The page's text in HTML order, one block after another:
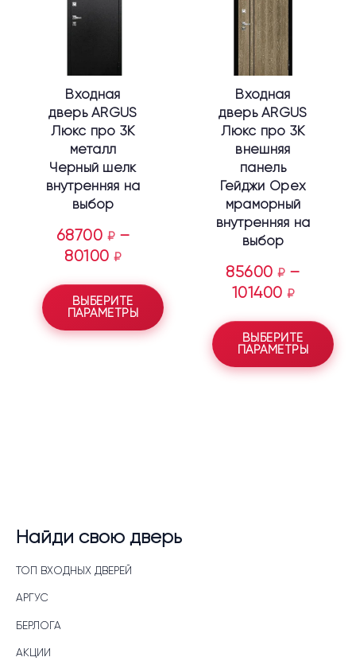
Найди свою дверь
ТОП ВХОДНЫХ ДВЕРЕЙ
АРГУС
БЕРЛОГА
АКЦИИ
Входная
дверь ARGUS
Люкс про 3К
металл
Черный шелк
внутренняя на
выбор
68700 ₽ –
80100₽
ВЫБЕРИТЕ
ПАРАМЕТРЫ
выбрать
на
странице
товара.
Входная
дверь ARGUS
Люкс про 3К
внешняя
панель
Гейджи Орех
мраморный
внутренняя на
выбор
85600₽ –
101400 ₽
ВЫБЕРИТЕ
ПАРАМЕТРЫ
вариаций.
Опции
можно
выбрать
на
странице
товара.